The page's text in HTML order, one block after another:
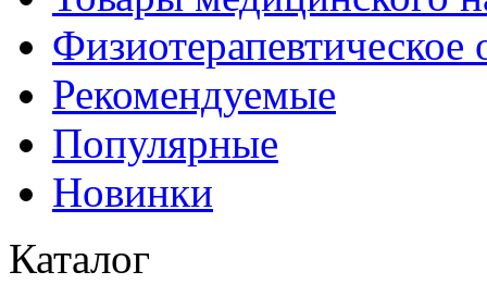
Физиотерапевтическое
Рекомендуемые
Популярные
Новинки
Каталог